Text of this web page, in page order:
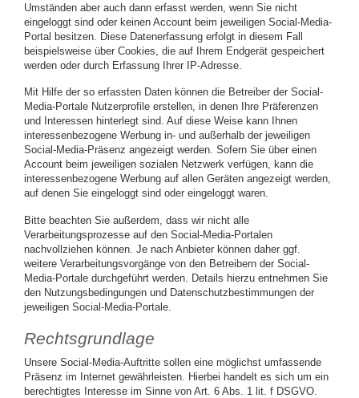
Umständen aber auch dann erfasst werden, wenn Sie nicht
eingeloggt sind oder keinen Account beim jeweiligen Social-Media-
Portal besitzen. Diese Datenerfassung erfolgt in diesem Fall
beispielsweise über Cookies, die auf Ihrem Endgerät gespeichert
werden oder durch Erfassung Ihrer IP-Adresse.
Mit Hilfe der so erfassten Daten können die Betreiber der Social-
Media-Portale Nutzerprofile erstellen, in denen Ihre Präferenzen
und Interessen hinterlegt sind. Auf diese Weise kann Ihnen
interessenbezogene Werbung in- und außerhalb der jeweiligen
Social-Media-Präsenz angezeigt werden. Sofern Sie über einen
Account beim jeweiligen sozialen Netzwerk verfügen, kann die
interessenbezogene Werbung auf allen Geräten angezeigt werden,
auf denen Sie eingeloggt sind oder eingeloggt waren.
Bitte beachten Sie außerdem, dass wir nicht alle
Verarbeitungsprozesse auf den Social-Media-Portalen
nachvollziehen können. Je nach Anbieter können daher ggf.
weitere Verarbeitungsvorgänge von den Betreibern der Social-
Media-Portale durchgeführt werden. Details hierzu entnehmen Sie
den Nutzungsbedingungen und Datenschutzbestimmungen der
jeweiligen Social-Media-Portale.
Rechtsgrundlage
Unsere Social-Media-Auftritte sollen eine möglichst umfassende
Präsenz im Internet gewährleisten. Hierbei handelt es sich um ein
berechtigtes Interesse im Sinne von Art. 6 Abs. 1 lit. f DSGVO.